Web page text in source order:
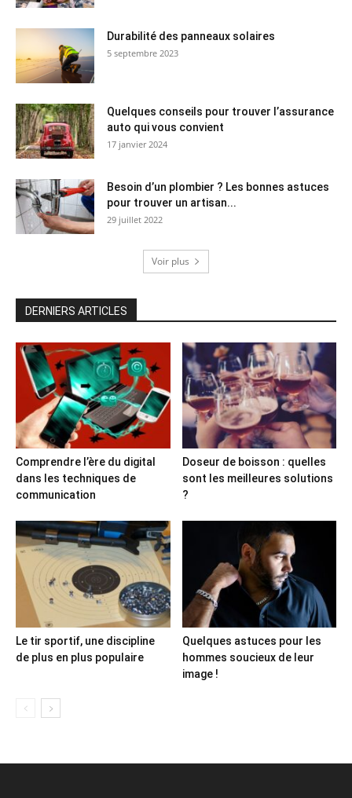
Durabilité des panneaux solaires
5 septembre 2023
Quelques conseils pour trouver l’assurance
auto qui vous convient
17 janvier 2024
Besoin d’un plombier ? Les bonnes astuces
pour trouver un artisan...
29 juillet 2022
Voir plus
DERNIERS ARTICLES
Comprendre l’ère du digital
dans les techniques de
communication
Doseur de boisson : quelles
sont les meilleures solutions
?
Le tir sportif, une discipline
de plus en plus populaire
Quelques astuces pour les
hommes soucieux de leur
image !